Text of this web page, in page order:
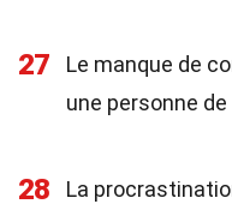
27
Le manque de
une personne
28
La